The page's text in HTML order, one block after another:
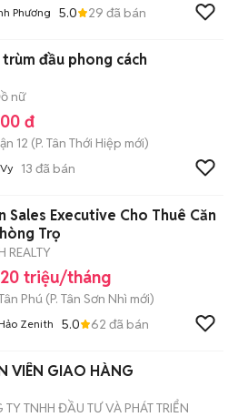
Phương 5.0 29 đã bán
trùm đầu phong cách
nữ
đ
12 (P. Tân Thới Hiệp mới)
13 đã bán
Sales Executive Cho Thuê Căn
Trọ
REALTY
triệu/tháng
Phú (P. Tân Sơn Nhì mới)
Zenith 5.0 62 đã bán
VIÊN GIAO HÀNG
TY TNHH ĐẦU TƯ VÀ PHÁT TRIỂN